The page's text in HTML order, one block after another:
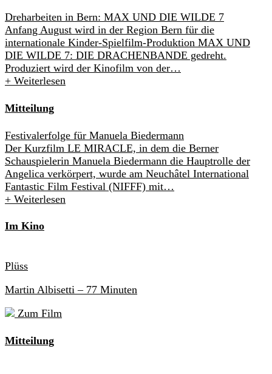
Dreharbeiten in Bern: MAX UND DIE WILDE 7
Anfang August wird in der Region Bern für die
internationale Kinder-Spielfilm-Produktion MAX UND
DIE WILDE 7: DIE DRACHENBANDE gedreht.
Produziert wird der Kinofilm von der…
+ Weiterlesen
Mitteilung
Festivalerfolge für Manuela Biedermann
Der Kurzfilm LE MIRACLE, in dem die Berner
Schauspielerin Manuela Biedermann die Hauptrolle der
Angelica verkörpert, wurde am Neuchâtel International
Fantastic Film Festival (NIFFF) mit…
+ Weiterlesen
Im Kino
Plüss
Martin Albisetti – 77 Minuten
Zum Film
Mitteilung